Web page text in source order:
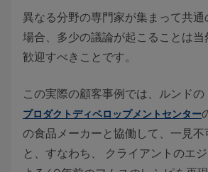
異なる分野の専門家が集まって共
場合、多少の議論が起こることは当
歓迎すべきことです。
この実際の顧客事例では、ルンドの
プロダクトディベロップメントセンター
の食品メーカーと協働して、一見不
と、すなわち、 クライアントのエ